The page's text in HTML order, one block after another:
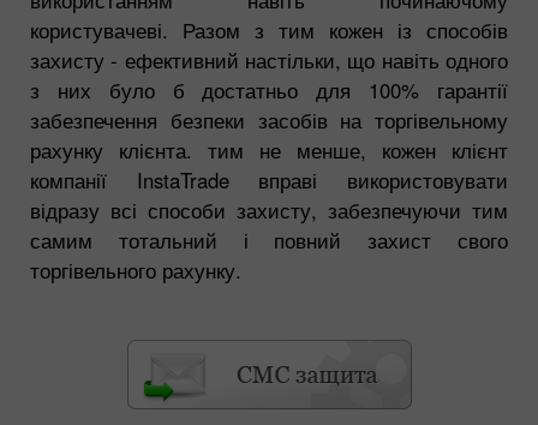
користувачеві. Разом з тим кожен із способів
захисту - ефективний настільки, що навіть одного
з них було б достатньо для 100% гарантії
забезпечення безпеки засобів на торгівельному
рахунку клієнта. тим не менше, кожен клієнт
компанії InstaTrade вправі використовувати
відразу всі способи захисту, забезпечуючи тим
самим тотальний і повний захист свого
торгівельного рахунку.